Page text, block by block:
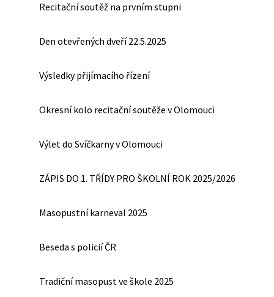
Recitační soutěž na prvním stupni
Den otevřených dveří 22.5.2025
Výsledky přijímacího řízení
Okresní kolo recitační soutěže v Olomouci
Výlet do Svíčkarny v Olomouci
ZÁPIS DO 1. TŘÍDY PRO ŠKOLNÍ ROK 2025/2026
Masopustní karneval 2025
Beseda s policií ČR
Tradiční masopust ve škole 2025